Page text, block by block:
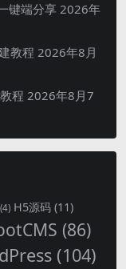
键端分享 2026年
教程 2026年8月
程 2026年8月7
(4) H5源码 (11)
(86)
(104)